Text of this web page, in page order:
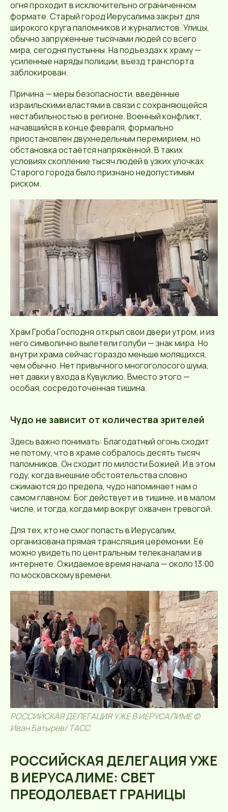
огня проходит в исключительно ограниченном
формате. Старый город Иерусалима закрыт для
широкого круга паломников и журналистов. Улицы,
обычно запруженные тысячами людей со всего
мира, сегодня пустынны. На подъездах к храму —
усиленные наряды полиции, въезд транспорта
заблокирован.
Причина — меры безопасности, введённые
израильскими властями в связи с сохраняющейся
нестабильностью в регионе. Военный конфликт,
начавшийся в конце февраля, формально
приостановлен двухнедельным перемирием, но
обстановка остаётся напряжённой. В таких
условиях скопление тысяч людей в узких улочках
Старого города было признано недопустимым
риском.
Храм Гроба Господня открыл свои двери утром, и из
него символично вылетели голуби — знак мира. Но
внутри храма сейчас гораздо меньше молящихся,
чем обычно. Нет привычного многоголосого шума,
нет давки у входа в Кувуклию. Вместо этого —
особая, сосредоточенная тишина.
Чудо не зависит от количества зрителей
Здесь важно понимать: Благодатный огонь сходит
не потому, что в храме собралось десять тысяч
паломников. Он сходит по милости Божией. И в этом
году, когда внешние обстоятельства словно
сжимаются до предела, чудо напоминает нам о
самом главном: Бог действует и в тишине, и в малом
числе, и тогда, когда мир вокруг охвачен тревогой.
Для тех, кто не смог попасть в Иерусалим,
организована прямая трансляция церемонии. Её
можно увидеть по центральным телеканалам и в
интернете. Ожидаемое время начала — около 13:00
по московскому времени.
РОССИЙСКАЯ ДЕЛЕГАЦИЯ УЖЕ В ИЕРУСАЛИМЕ ©
Иван Батырев/ ТАСС
РОССИЙСКАЯ ДЕЛЕГАЦИЯ УЖЕ
В ИЕРУСАЛИМЕ: СВЕТ
ПРЕОДОЛЕВАЕТ ГРАНИЦЫ